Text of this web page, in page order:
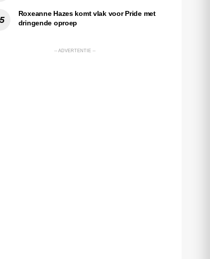
Roxeanne Hazes komt vlak voor Pride met
dringende oproep
-- ADVERTENTIE --